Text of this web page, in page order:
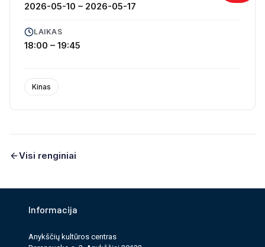
Džonis Keidžas – buvusi veiksmo filmų žvaigždė,
dieną jį susiradę pora nepažįstamųjų ima pasakoti
kažką sunkiai suprantamo apie būtinybę Džoniui stoti į
kovą ir gelbėti pasaulį. Staiga atsivėrus mistiniam
ruošiasi sunaikinti Žemės karalystę ir jos gynėjus.
Neturėdamas kur trauktis, Keidžas privalo stoti į
žūtbūtinių kovų turnyrą pavadinimu „Mortal Kombat“.
petys į petį su legendomis Koulu Jangu, Sonja Bleid,
2026-05-10 – 2026-05-17
LAIKAS
18:00 – 19:45
Kinas
Visi renginiai
Informacija
Anykščių kultūros cen­tras